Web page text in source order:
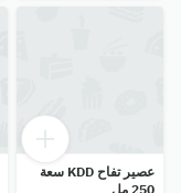
عصير تفاح KDD سعة
250 مل